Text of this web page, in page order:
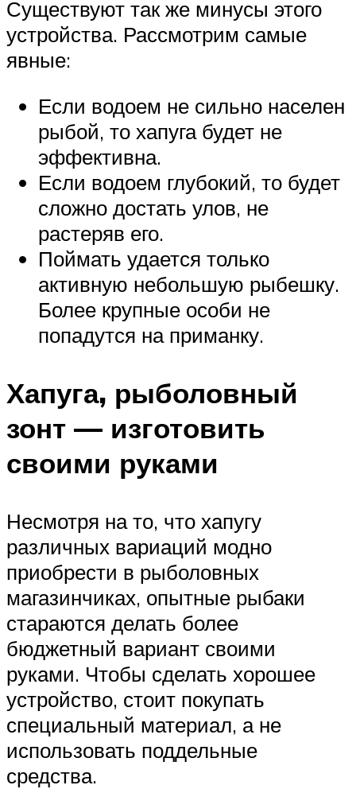
Существуют так же минусы этого
устройства. Рассмотрим самые
явные:
Если водоем не сильно населен
рыбой, то хапуга будет не
эффективна.
Если водоем глубокий, то будет
сложно достать улов, не
растеряв его.
Поймать удается только
активную небольшую рыбешку.
Более крупные особи не
попадутся на приманку.
Хапуга, рыболовный
зонт — изготовить
своими руками
Несмотря на то, что хапугу
различных вариаций модно
приобрести в рыболовных
магазинчиках, опытные рыбаки
стараются делать более
бюджетный вариант своими
руками. Чтобы сделать хорошее
устройство, стоит покупать
специальный материал, а не
использовать поддельные
средства.